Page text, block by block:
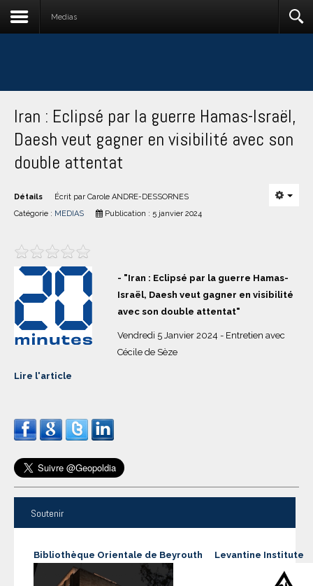
Medias
Iran : Eclipsé par la guerre Hamas-Israël,
Daesh veut gagner en visibilité avec son
double attentat
Détails Écrit par Carole ANDRE-DESSORNES
Catégorie : MEDIAS Publication : 5 janvier 2024
- "Iran : Eclipsé par la guerre Hamas-
Israël, Daesh veut gagner en visibilité
avec son double attentat"
Vendredi 5 Janvier 2024 - Entretien avec
Cécile de Sèze
Lire l'article
Soutenir
Bibliothèque Orientale de Beyrouth Levantine Institute